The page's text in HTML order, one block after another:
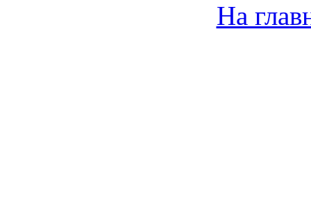
На